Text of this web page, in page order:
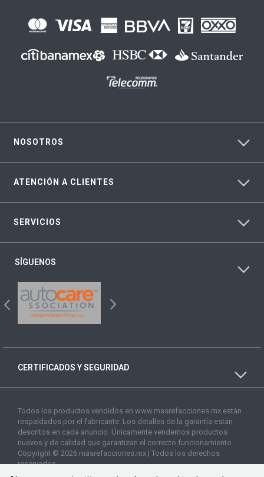
NOSOTROS
ATENCIÓN A CLIENTES
SERVICIOS
SÍGUENOS
CERTIFICADOS Y SEGURIDAD
Todos los productos vendidos en www.masrefacciones.mx están
respaldados por el fabricante. Los detalles de la garantía están
descritos en cada anuncio. Únicamente vendemos productos
nuevos y de calidad que garantizan el correcto funcionamiento.
Copyright © 2026 másrefacciones.mx | Todos los derechos
reservados